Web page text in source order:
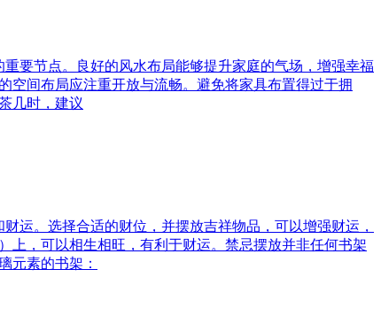
要节点。良好的风水布局能够提升家庭的气场，增强幸福
空间布局应注重开放与流畅。避免将家具布置得过于拥
几时，建议
运。选择合适的财位，并摆放吉祥物品，可以增强财运，
上，可以相生相旺，有利于财运。禁忌摆放并非任何书架
元素的书架：